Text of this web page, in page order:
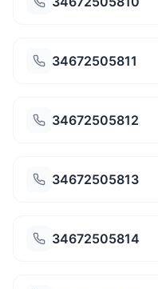
34672505811
34672505812
34672505813
34672505814